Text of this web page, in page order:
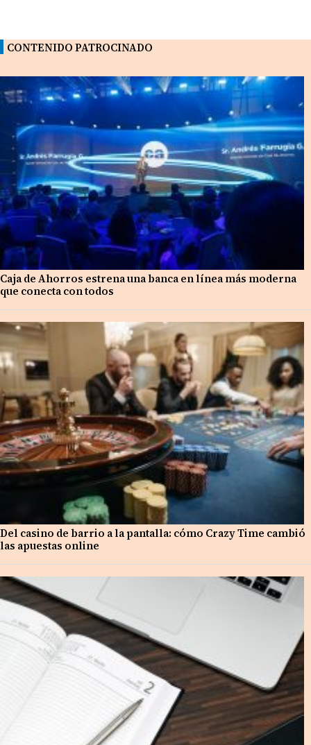
CONTENIDO PATROCINADO
Caja de Ahorros estrena una banca en línea más moderna
que conecta con todos
Del casino de barrio a la pantalla: cómo Crazy Time cambió
las apuestas online